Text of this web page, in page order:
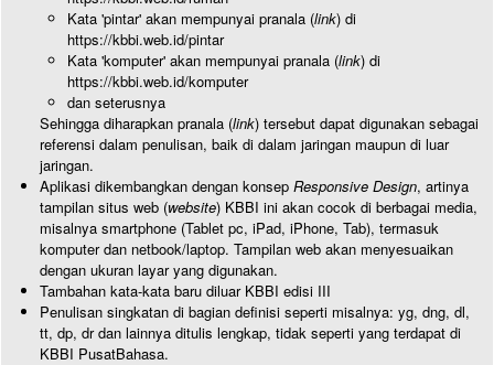
Kata 'pintar' akan mempunyai pranala (link) di
https://kbbi.web.id/pintar
Kata 'komputer' akan mempunyai pranala (link) di
https://kbbi.web.id/komputer
dan seterusnya
Sehingga diharapkan pranala (link) tersebut dapat digunakan sebagai
referensi dalam penulisan, baik di dalam jaringan maupun di luar
jaringan.
Aplikasi dikembangkan dengan konsep Responsive Design, artinya
tampilan situs web (website) KBBI ini akan cocok di berbagai media,
misalnya smartphone (Tablet pc, iPad, iPhone, Tab), termasuk
komputer dan netbook/laptop. Tampilan web akan menyesuaikan
dengan ukuran layar yang digunakan.
Tambahan kata-kata baru diluar KBBI edisi III
Penulisan singkatan di bagian definisi seperti misalnya: yg, dng, dl,
tt, dp, dr dan lainnya ditulis lengkap, tidak seperti yang terdapat di
KBBI PusatBahasa.